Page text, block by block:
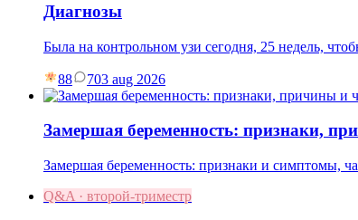
Диагнозы
Была на контрольном узи сегодня, 25 недель,
88 703 aug 2026
Замершая беременность: признаки,
Замершая беременность: признаки и симптомы,
Q&A · второй-триместр